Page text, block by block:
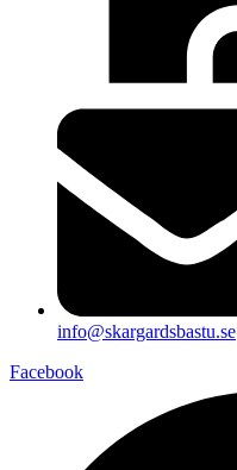
info@skargardsbastu.se
Facebook